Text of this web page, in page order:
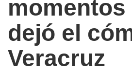
momentos
dejó el
Veracruz